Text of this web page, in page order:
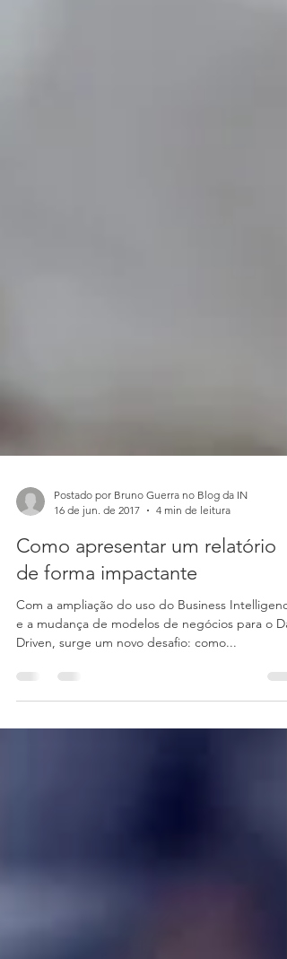
Postado por Bruno Guerra no Blog da IN
16 de jun. de 2017
4 min de leitura
Como apresentar um relatório
de forma impactante
e a mudança de modelos de negócios para o
Driven, surge um novo desafio: como...